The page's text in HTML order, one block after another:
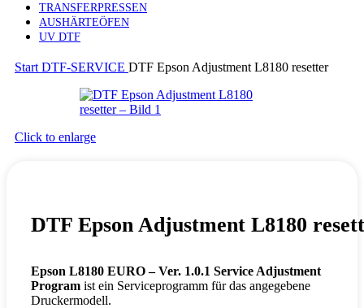
TRANSFERPRESSEN
AUSHÄRTEÖFEN
UV DTF
Start DTF-SERVICE DTF Epson Adjustment L8180 resetter
Click to enlarge
DTF Epson Adjustment L8180
Epson L8180 EURO – Ver. 1.0.1 Service Adjustment
Program ist ein Serviceprogramm für das angegebene
Druckermodell.